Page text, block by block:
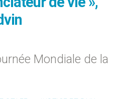
Mondiale de la